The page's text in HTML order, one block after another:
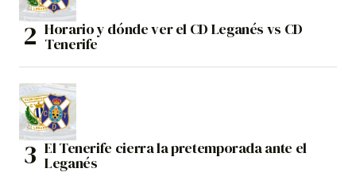
Horario y dónde ver el CD Leganés vs CD
Tenerife
El Tenerife cierra la pretemporada ante el
Leganés